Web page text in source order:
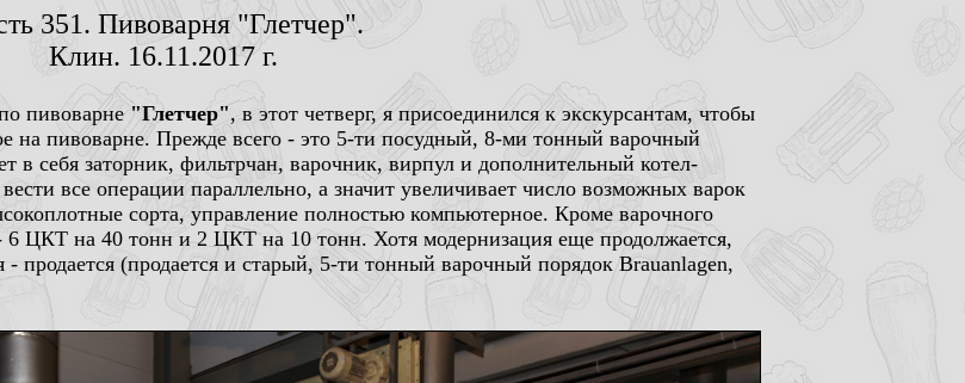
351. Пивоварня "Глетчер".
Клин. 16.11.2017 г.
пивоварне "Глетчер", в этот четверг, я присоединился к экскурсантам, чтобы
на пивоварне. Прежде всего - это 5-ти посудный, 8-ми тонный варочный
в себя заторник, фильтрчан, варочник, вирпул и дополнительный котел-
все операции параллельно, а значит увеличивает число возможных варок
сорта, управление полностью компьютерное. Кроме варочного
ЦКТ на 40 тонн и 2 ЦКТ на 10 тонн. Хотя модернизация еще продолжается,
- продается (продается и старый, 5-ти тонный варочный порядок Brauanlagen,